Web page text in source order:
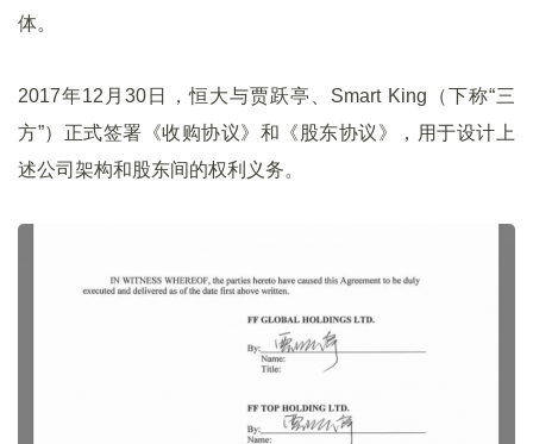
体。
2017年12月30日，恒大与贾跃亭、Smart King（下称“三
方”）正式签署《收购协议》和《股东协议》，用于设计上
述公司架构和股东间的权利义务。